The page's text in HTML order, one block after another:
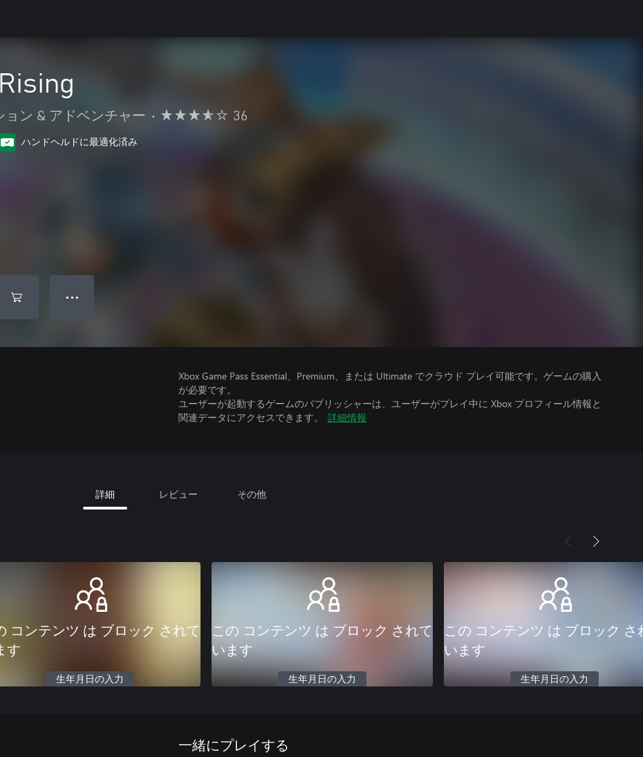
ョン & アドベンチャー • 36
ハンドヘルドに最適化済み
● ● ●
Xbox Game Pass Essential、Premium、または Ultimate でクラウド プレイ可能です。ゲームの購入
が必要です。
ユーザーが起動するゲームのパブリッシャーは、ユーザーがプレイ中に Xbox プロフィール情報と
関連データにアクセスできます。
詳細情報
詳細 レビュー その他
コンテンツ は ブロック されて
す
生年月日の入力
この コンテンツ は ブロック されて
います
生年月日の入力
この コンテンツ は ブロック さ
います
生年月日の入力
一緒にプレイする